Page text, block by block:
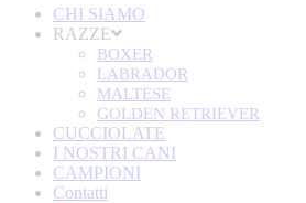
CHI SIAMO
RAZZE
BOXER
LABRADOR
MALTESE
GOLDEN RETRIEVER
CUCCIOLATE
I NOSTRI CANI
CAMPIONI
Contatti